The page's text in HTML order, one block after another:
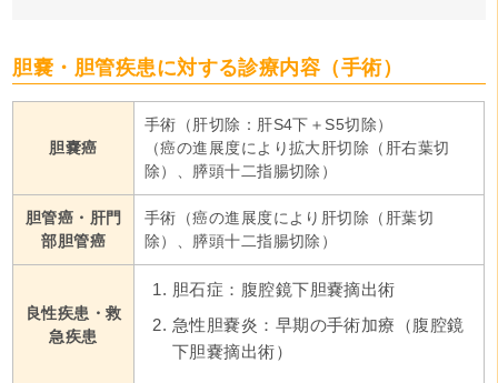
胆嚢・胆管疾患に対する診療内容（手術）
胆嚢癌
手術（肝切除：肝S4下＋S5切除）
（癌の進展度により拡大肝切除（肝右葉切
除）、膵頭十二指腸切除）
胆管癌・肝門
部胆管癌
手術（癌の進展度により肝切除（肝葉切
除）、膵頭十二指腸切除）
良性疾患・救
急疾患
胆石症：腹腔鏡下胆嚢摘出術
急性胆嚢炎：早期の手術加療（腹腔鏡
下胆嚢摘出術）